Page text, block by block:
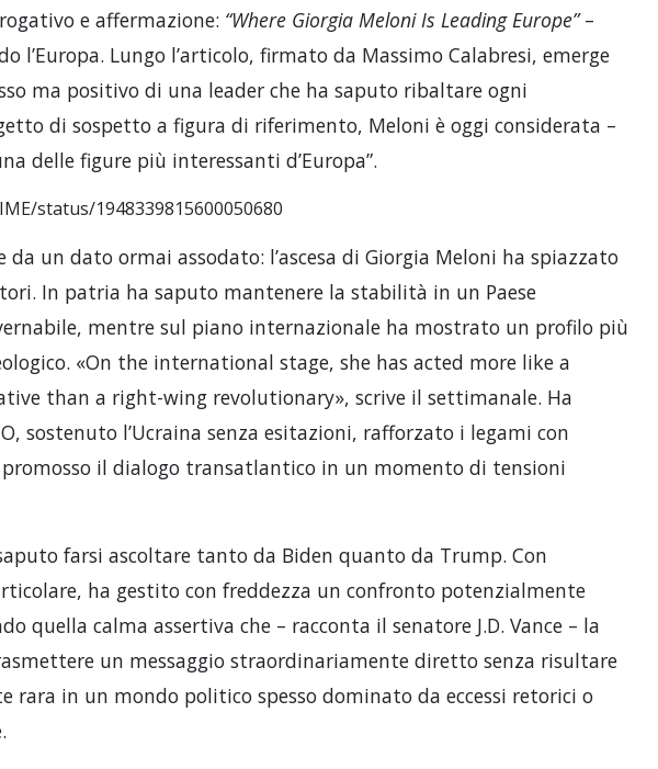
e affermazione: “Where Giorgia Meloni Is Leading Europe”–
l’Europa. Lungo l’articolo, firmato da Massimo Calabresi, emerge
ma positivo di una leader che ha saputo ribaltare ogni
di sospetto a figura di riferimento, Meloni è oggi considerata –
delle figure più interessanti d’Europa”.
status/1948339815600050680
da un dato ormai assodato: l’ascesa di Giorgia Meloni ha spiazzato
In patria ha saputo mantenere la stabilità in un Paese
mentre sul piano internazionale ha mostrato un profilo più
«On the international stage, she has acted more like a
than a right-wing revolutionary», scrive il settimanale. Ha
sostenuto l’Ucraina senza esitazioni, rafforzato i legami con
promosso il dialogo transatlantico in un momento di tensioni
farsi ascoltare tanto da Biden quanto da Trump. Con
ha gestito con freddezza un confronto potenzialmente
quella calma assertiva che – racconta il senatore J.D. Vance – la
un messaggio straordinariamente diretto senza risultare
rara in un mondo politico spesso dominato da eccessi retorici o